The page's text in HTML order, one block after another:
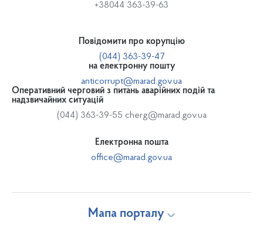
+38044 363-39-63
Повідомити про корупцію
(044) 363-39-47
на електронну пошту
anticorrupt@marad.gov.ua
Оперативний черговий з питань аварійних подій та
надзвичайних ситуацій
(044) 363-39-55 cherg@marad.gov.ua
Електронна пошта
office@marad.gov.ua
Мапа порталу